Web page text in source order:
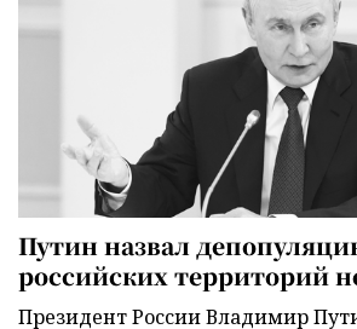
Путин назвал
российских территорий
Президент России Владимир